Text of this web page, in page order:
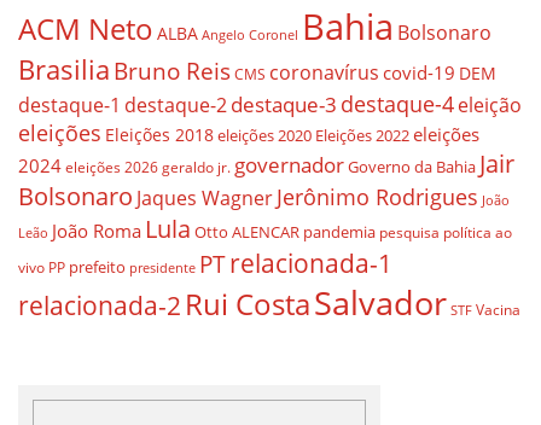
ACM Neto ALBA Angelo Coronel Bahia Bolsonaro
BrasiliaBruno ReisCMS coronavírus covid-19 DEM
destaque-1 destaque-2destaque-3 destaque-4eleição
eleições Eleições 2018eleições 2020 Eleições 2022eleições
2024 eleições 2026 geraldo jr. governadorGoverno da Bahia Jair
Bolsonaro Jaques WagnerJerônimo Rodrigues João
Leão João Roma Lula Otto ALENCAR pandemia pesquisa política ao
vivo PP prefeito presidente PTrelacionada-1
relacionada-2 Rui CostaSalvador STF Vacina